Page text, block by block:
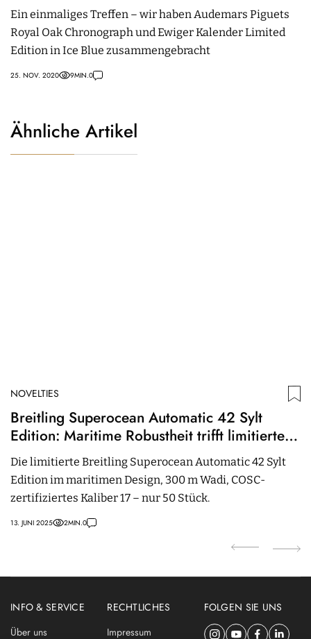
Ein einmaliges Treffen – wir haben Audemars Piguets
Royal Oak Chronograph und Ewiger Kalender Limited
Edition in Ice Blue zusammengebracht
25. NOV. 2020 9MIN.0
Ähnliche Artikel
NOVELTIES
Breitling Superocean Automatic 42 Sylt
Edition: Maritime Robustheit trifft limitierte
Exklusivität
Die limitierte Breitling Superocean Automatic 42 Sylt
Edition im maritimen Design, 300 m Wadi, COSC-
zertifiziertes Kaliber 17 – nur 50 Stück.
13. JUNI 2025 2MIN.0
INFO & SERVICE
Über uns
RECHTLICHES
Impressum
FOLGEN SIE UNS